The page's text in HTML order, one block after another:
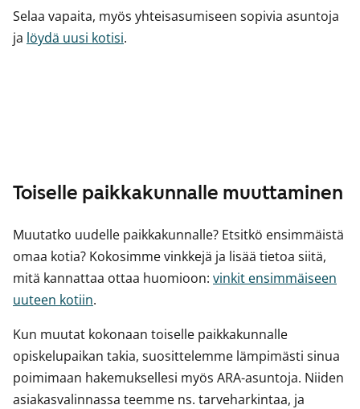
Selaa vapaita, myös yhteisasumiseen sopivia asuntoja
ja löydä uusi kotisi.
Toiselle paikkakunnalle muuttaminen
Muutatko uudelle paikkakunnalle? Etsitkö ensimmäistä
omaa kotia? Kokosimme vinkkejä ja lisää tietoa siitä,
mitä kannattaa ottaa huomioon: vinkit ensimmäiseen
uuteen kotiin.
Kun muutat kokonaan toiselle paikkakunnalle
opiskelupaikan takia, suosittelemme lämpimästi sinua
poimimaan hakemuksellesi myös ARA-asuntoja. Niiden
asiakasvalinnassa teemme ns. tarveharkintaa, ja